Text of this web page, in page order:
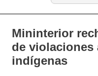
Mininterior
de violaciones
indígenas